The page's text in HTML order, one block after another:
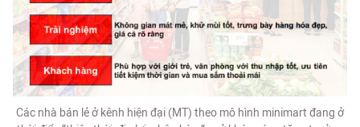
Các nhà bán lẻ ở kênh hiện đại (MT) theo mô hình minimart đang ở